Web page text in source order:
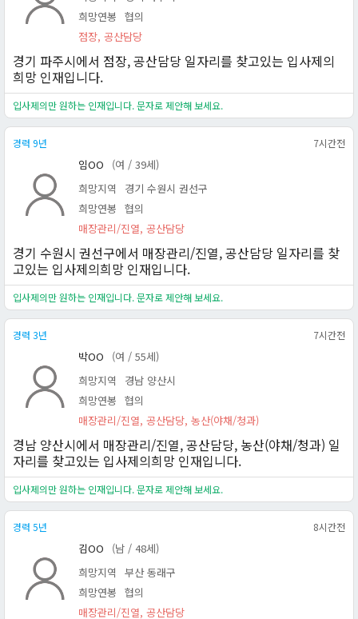
희망연봉 협의
점장, 공산담당
경기 파주시에서 점장, 공산담당 일자리를 찾고있는 입사제의
희망 인재입니다.
입사제의만 원하는 인재입니다. 문자로 제안해 보세요.
경력 9년 7시간전
임OO
(여 / 39세)
희망지역
경기 수원시 권선구
희망연봉 협의
매장관리/진열, 공산담당
경기 수원시 권선구에서 매장관리/진열, 공산담당 일자리를 찾
고있는 입사제의희망 인재입니다.
입사제의만 원하는 인재입니다. 문자로 제안해 보세요.
경력 3년 7시간전
박OO
(여 / 55세)
희망지역
경남 양산시
희망연봉 협의
매장관리/진열, 공산담당, 농산(야채/청과)
경남 양산시에서 매장관리/진열, 공산담당, 농산(야채/청과) 일
자리를 찾고있는 입사제의희망 인재입니다.
입사제의만 원하는 인재입니다. 문자로 제안해 보세요.
경력 5년 8시간전
김OO
(남 / 48세)
희망지역
부산 동래구
희망연봉 협의
매장관리/진열, 공산담당